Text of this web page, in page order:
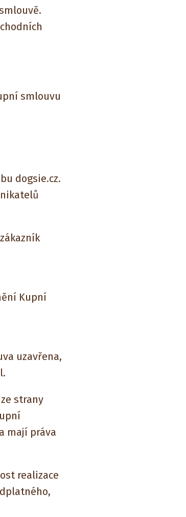
smlouvu
dogsie.cz.
Kupní
uzavřena,
strany
mají práva
realizace